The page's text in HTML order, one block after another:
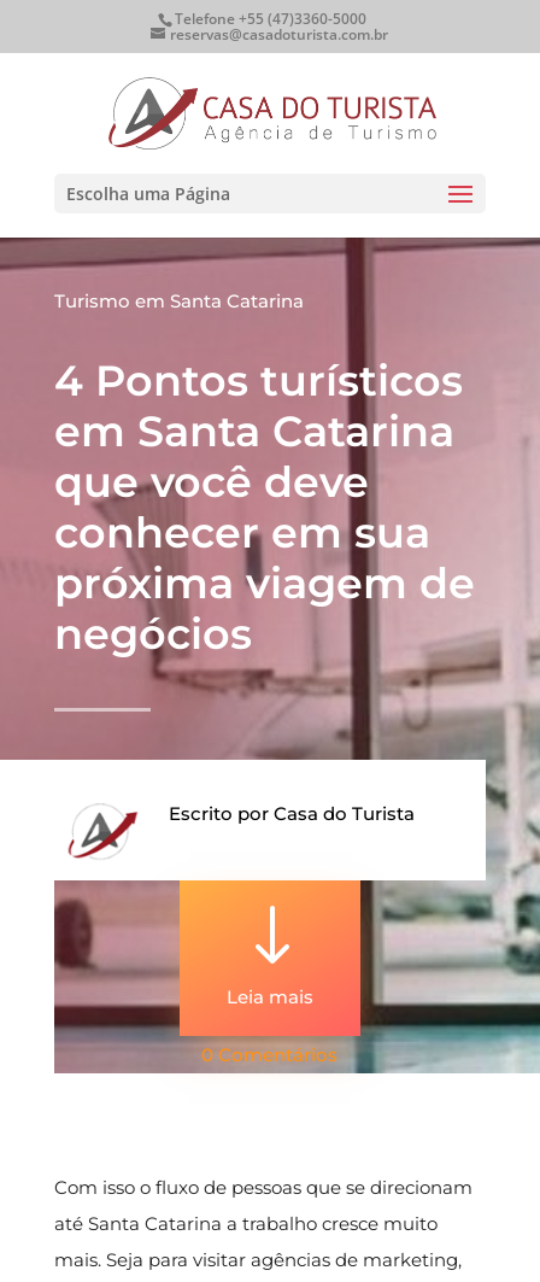
Telefone +55 (47)3360-5000
reservas@casadoturista.com.br
Escolha uma Página
Turismo em Santa Catarina
4 Pontos turísticos
em Santa Catarina
que você deve
conhecer em sua
próxima viagem de
negócios
Escrito por Casa do Turista
"
Leia mais
0 Comentários
Com isso o fluxo de pessoas que se direcionam
até Santa Catarina a trabalho cresce muito
mais. Seja para visitar agências de marketing,